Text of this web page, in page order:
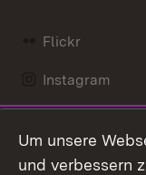
Flickr
Instagram
Mastodon
Um unsere
und verbessern